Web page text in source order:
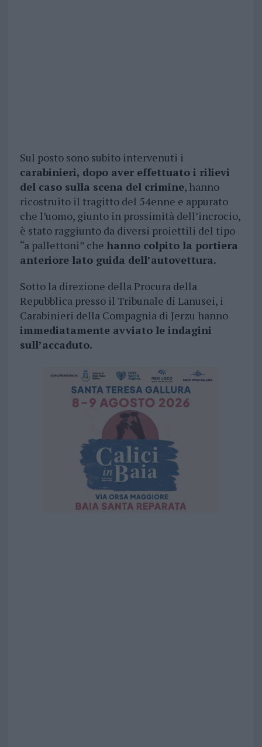
Sul posto sono subito intervenuti i
carabinieri, dopo aver effettuato i rilievi
del caso sulla scena del crimine, hanno
ricostruito il tragitto del 54enne e appurato
che l’uomo, giunto in prossimità dell’incrocio,
è stato raggiunto da diversi proiettili del tipo
“a pallettoni” che hanno colpito la portiera
anteriore lato guida dell’autovettura.
Sotto la direzione della Procura della
Repubblica presso il Tribunale di Lanusei, i
Carabinieri della Compagnia di Jerzu hanno
immediatamente avviato le indagini
sull’accaduto.